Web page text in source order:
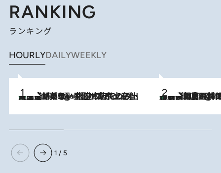
RANKING
ランキング
HOURLYDAILYWEEKLY
6 Hours Ago
【間違いのない王道・東京土産】資生堂パーラー 銀座本店でのみ出会える銘菓5選《極上プディング・濃厚チーズケーキ・ボンボンショコラほか》 6 Hours Ago
「最後に見られてよかった」上野動物園の東園パンダ舎が解体前に特別公開。8月16日まで延長されたパネル展と共に辿る“半世紀”のパンダ飼育《解体工事の図面あり》
1 / 5